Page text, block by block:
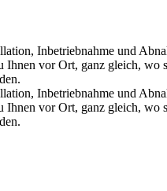
Inbetriebnahme und
Ihnen vor Ort, ganz gleich, wo
Inbetriebnahme und
Ihnen vor Ort, ganz gleich, wo